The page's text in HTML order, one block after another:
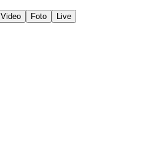
Video Foto
Live